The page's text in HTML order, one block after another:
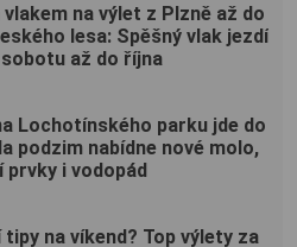
na výlet z Plzně až do
lesa: Spěšný vlak jezdí
až do října
Lochotínského parku jde do
podzim nabídne nové molo,
prvky i vodopád
tipy na víkend? Top výlety za